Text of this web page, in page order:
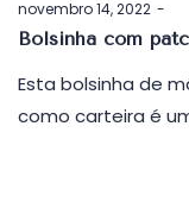
Postado
em
novembro 14, 2022
Bolsinha com
Esta bolsinha de
como carteira é